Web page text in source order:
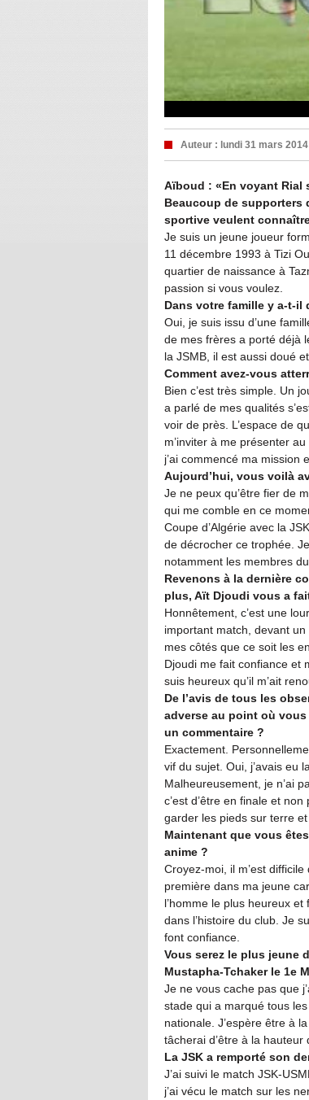
Auteur : lundi 31 mars
Aïboud : «En voyant Rial
Beaucoup de supporters
sportive veulent
Je suis un jeune joueur
11 décembre 1993 à Tizi
quartier de naissance à
passion si vous voulez.
Dans votre famille y a-t-il
Oui, je suis issu d’une
de mes frères a porté déjà
la JSMB, il est aussi doué
Comment avez-vous
Bien c’est très simple. Un
a parlé de mes qualités
voir de près. L’espace de
m’inviter à me présenter
j’ai commencé ma mission
Aujourd’hui, vous voilà
Je ne peux qu’être fier de
qui me comble en ce
Coupe d’Algérie avec la
de décrocher ce trophée.
notamment les membres
Revenons à la dernière
plus, Aït Djoudi vous a
Honnêtement, c’est une
important match, devant
mes côtés que ce soit les
Djoudi me fait confiance et
suis heureux qu’il m’ait
De l’avis de tous les
adverse au point où vous
un commentaire ?
Exactement.
vif du sujet. Oui, j’avais eu
Malheureusement, je n’ai
c’est d’être en finale et
garder les pieds sur terre
Maintenant que vous
anime ?
Croyez-moi, il m’est
première dans ma jeune
l’homme le plus heureux
dans l’histoire du club. Je
font confiance.
Vous serez le plus jeune
Mustapha-Tchaker le 1e
Je ne vous cache pas que
stade qui a marqué tous
nationale. J’espère être à
tâcherai d’être à la hauteur
La JSK a remporté son
J’ai suivi le match JSK-
j’ai vécu le match sur les